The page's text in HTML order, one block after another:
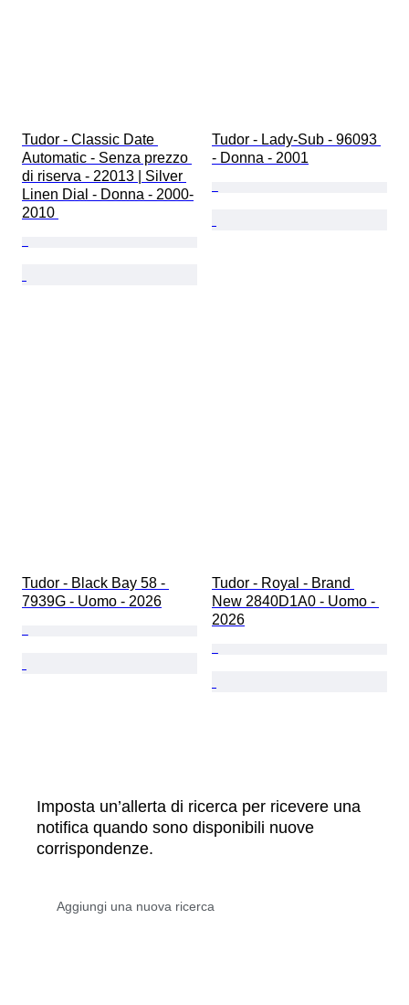
Tudor - Classic Date
Automatic - Senza prezzo
di riserva - 22013 | Silver
Linen Dial - Donna - 2000-
2010
Tudor - Lady-Sub - 96093
- Donna - 2001
Tudor - Black Bay 58 -
7939G - Uomo - 2026
Tudor - Royal - Brand
New 2840D1A0 - Uomo -
2026
Imposta un’allerta di ricerca per ricevere una
notifica quando sono disponibili nuove
corrispondenze.